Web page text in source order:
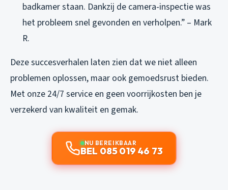
badkamer staan. Dankzij de camera-inspectie was
het probleem snel gevonden en verholpen.” – Mark
R.
Deze succesverhalen laten zien dat we niet alleen
problemen oplossen, maar ook gemoedsrust bieden.
Met onze 24/7 service en geen voorrijkosten ben je
verzekerd van kwaliteit en gemak.
NU BEREIKBAAR
BEL 085 019 46 73